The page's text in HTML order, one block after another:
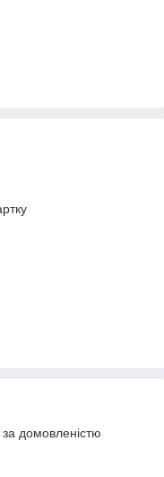
домовленістю